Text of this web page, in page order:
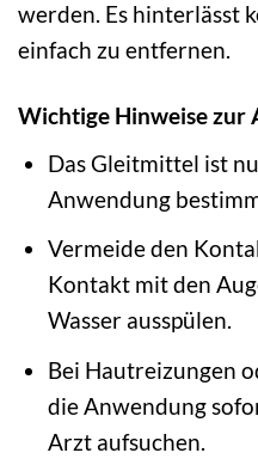
werden. Es hinterlässt
einfach zu entfernen.
Wichtige Hinweise zur
Das Gleitmittel ist
Anwendung
Vermeide den
Kontakt mit den
Wasser ausspülen.
Bei Hautreizungen
die Anwendung
Arzt aufsuchen.